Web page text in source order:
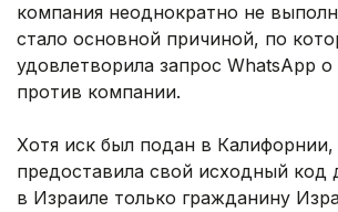
компания неоднократно не
стало основной причиной, по
удовлетворила запрос WhatsApp о
против компании.
Хотя иск был подан в Калифорнии,
предоставила свой исходный код
в Израиле только гражданину